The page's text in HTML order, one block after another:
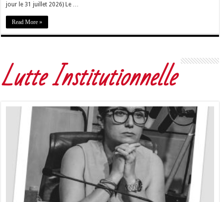
jour le 31 juillet 2026) Le …
Read More »
Lutte Institutionnelle